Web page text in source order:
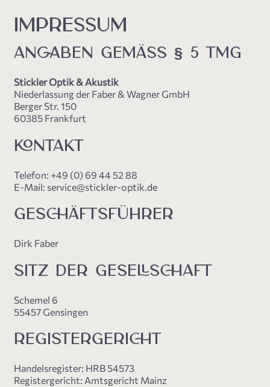
IMPRESSUM
ANGABEN GEMÄSS § 5 TMG
Stickler Optik & Akustik
Niederlassung der Faber & Wagner GmbH
Berger Str. 150
60385 Frankfurt
KONTAKT
Telefon: +49 (0) 69 44 52 88
E-Mail: service@stickler-optik.de
GESCHÄFTSFÜHRER
Dirk Faber
SITZ DER GESELLSCHAFT
Schemel 6
55457 Gensingen
REGISTERGERICHT
Handelsregister: HRB 54573
Registergericht: Amtsgericht Mainz